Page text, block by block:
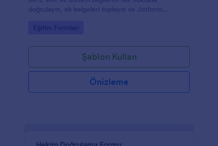
doğrulayın, ek belgeleri toplayın ve Jotform
edin.
Go to Category:
Eğitim Formları
Şablon Kullan
Önizleme